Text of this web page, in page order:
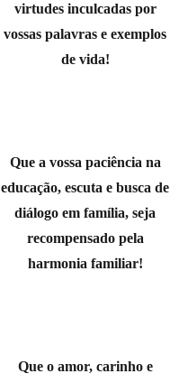
virtudes inculcadas por
vossas palavras e exemplos
de vida!
Que a vossa paciência na
educação, escuta e busca de
diálogo em família, seja
recompensado pela
harmonia familiar!
Que o amor, carinho e